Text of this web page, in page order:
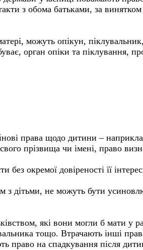
з обома батьками, за
можуть опікун,
орган опіки та піклування,
права щодо дитини –
прізвища чи імені, право
окремої довіреності її
з дітьми, не можуть бути
які вони могли б мати у
тощо. Втрачають інші
право на спадкування після